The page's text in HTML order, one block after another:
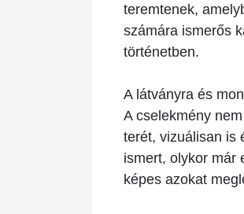
teremtenek,
számára ismerős
történetben.
A látványra és
A cselekmény
terét, vizuálisan is
ismert, olykor már
képes azokat